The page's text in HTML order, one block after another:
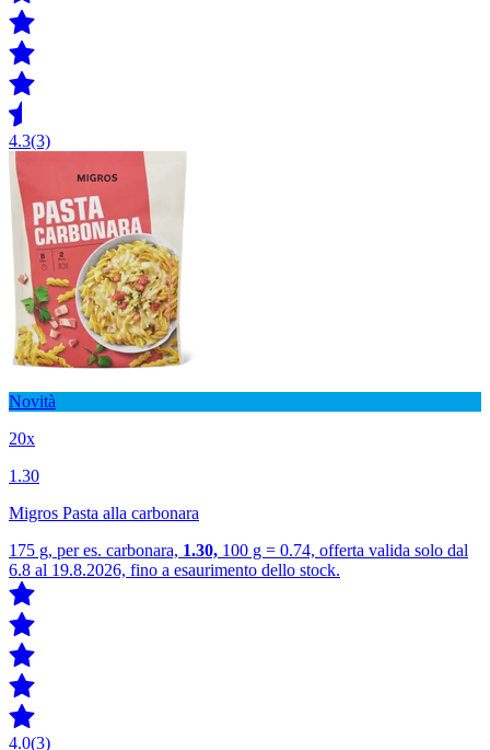
4.3(3)
Novità
20x
1.30
Migros Pasta alla carbonara
175 g, per es. carbonara, 1.30, 100 g = 0.74, offerta valida solo dal
6.8 al 19.8.2026, fino a esaurimento dello stock.
4.0(3)